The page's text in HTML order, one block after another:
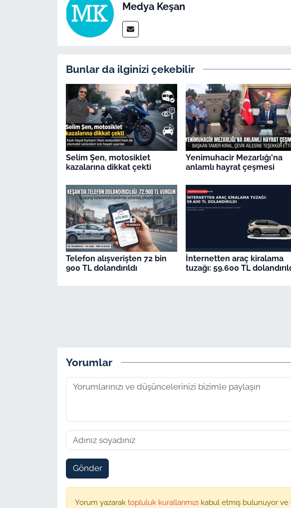
Medya Keşan
Bunlar da ilginizi çekebilir
Selim Şen, motosiklet
kazalarına dikkat çekti
Yenimuhacir Mezarlığı'na
anlamlı hayrat çeşmesi
Telefon alışverişten 72 bin
900 TL dolandırıldı
İnternetten araç kiralama
tuzağı: 59.600 TL
Yorumlar
Gönder
Yorum yazarak topluluk kurallarımızı kabul etmiş bulunuyor